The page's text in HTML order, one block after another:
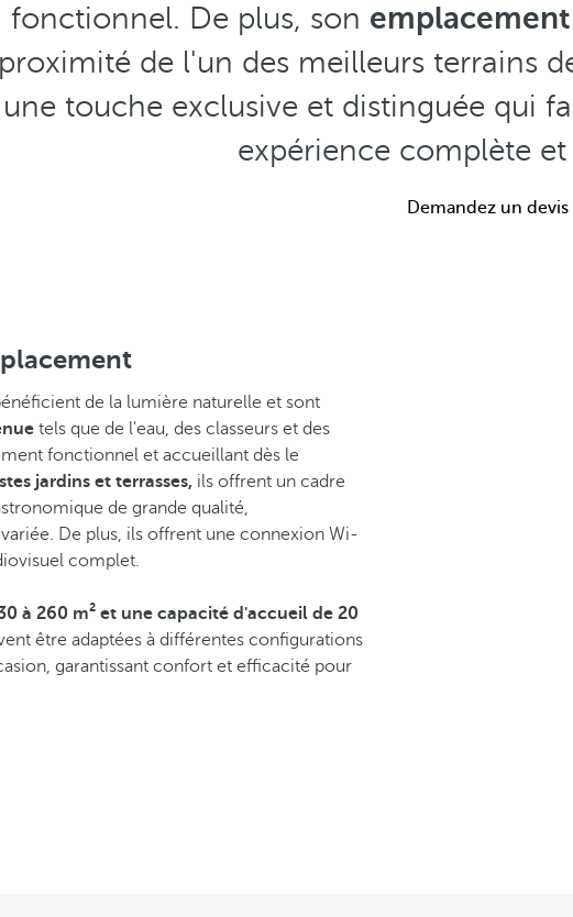
fonctionnel. De plus, son
proximité de l'un des meilleurs terrains
une touche exclusive et distinguée qui
expérience complète
Demandez un devis
de la lumière naturelle et sont
tels que de l'eau, des classeurs et des
fonctionnel et accueillant dès le
jardins et terrasses, ils offrent un cadre
de grande qualité,
De plus, ils offrent une connexion Wi-
complet.
à 260 m² et une capacité d'accueil de 20
être adaptées à différentes configurations
garantissant confort et efficacité pour